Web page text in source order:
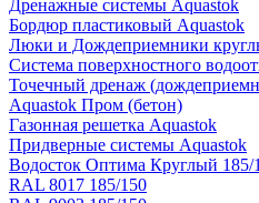
Дренажные системы Aquastok
Бордюр пластиковый Aquastok
Люки и Дождеприемники
Система поверхностного
Точечный дренаж
Aquastok Пром (бетон)
Газонная решетка Aquastok
Придверные системы Aquastok
Водосток Оптима Круглый 185/
RAL 8017 185/150